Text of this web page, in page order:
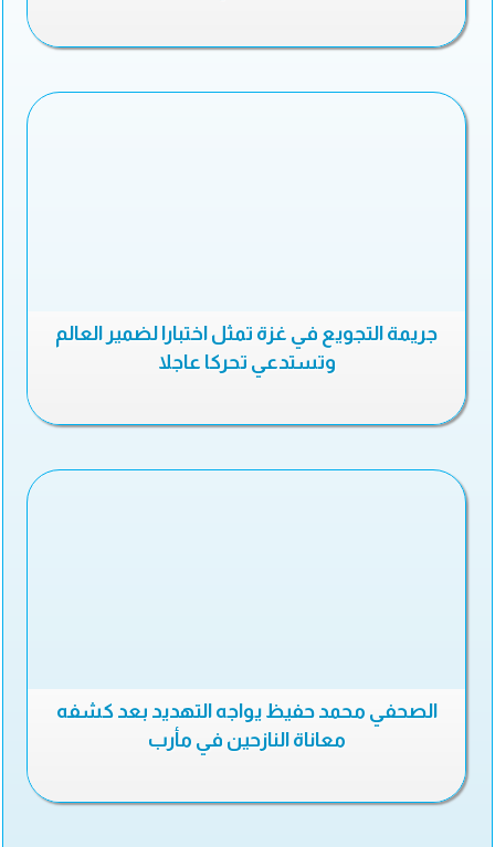
جريمة التجويع في غزة تمثل اختبارا لضمير العالم
وتستدعي تحركا عاجلا
الصحفي محمد حفيظ يواجه التهديد بعد كشفه
معاناة النازحين في مأرب